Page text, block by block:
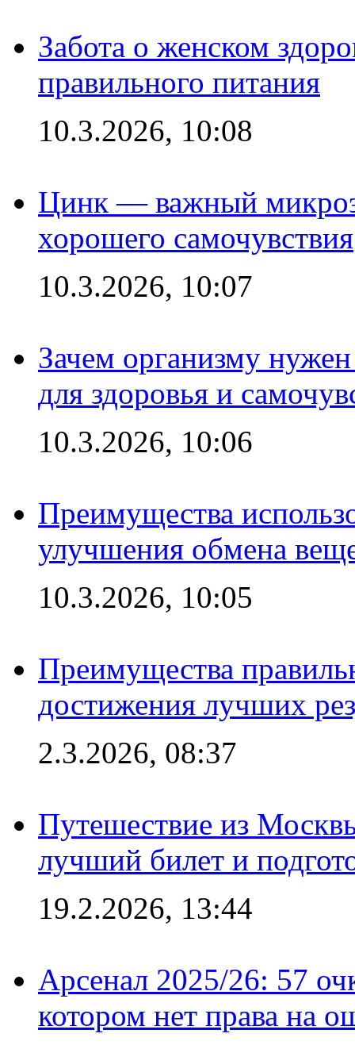
Забота о женском
правильного питания
10.3.2026, 10:08
Цинк — важный
хорошего самочувствия
10.3.2026, 10:07
Зачем организму
для здоровья и
10.3.2026, 10:06
Преимущества
улучшения обмена
10.3.2026, 10:05
Преимущества
достижения лучших
2.3.2026, 08:37
Путешествие из
лучший билет и
19.2.2026, 13:44
Арсенал 2025/26: 57
котором нет права на